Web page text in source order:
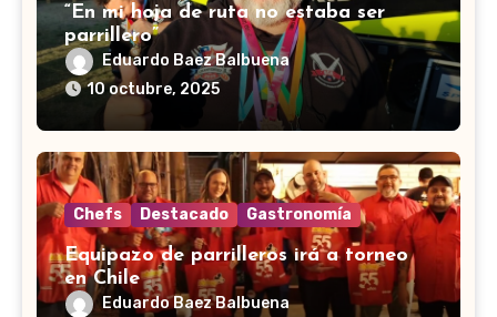
“En mi hoja de ruta no estaba ser
parrillero”
Eduardo Baez Balbuena
10 octubre, 2025
Chefs Destacado Gastronomía
Equipazo de parrilleros irá a torneo
en Chile
Eduardo Baez Balbuena